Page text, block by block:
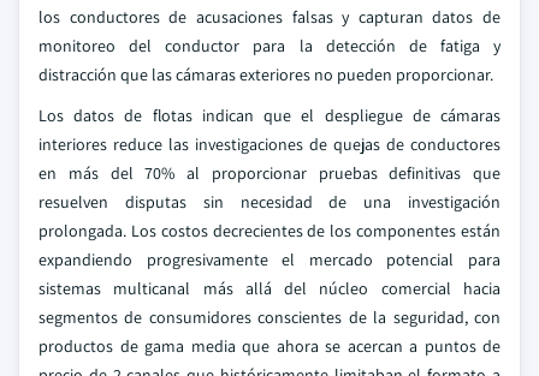
los conductores de acusaciones falsas y capturan datos de
monitoreo del conductor para la detección de fatiga y
distracción que las cámaras exteriores no pueden proporcionar.
Los datos de flotas indican que el despliegue de cámaras
interiores reduce las investigaciones de quejas de conductores
en más del 70% al proporcionar pruebas definitivas que
resuelven disputas sin necesidad de una investigación
prolongada. Los costos decrecientes de los componentes están
expandiendo progresivamente el mercado potencial para
sistemas multicanal más allá del núcleo comercial hacia
segmentos de consumidores conscientes de la seguridad, con
productos de gama media que ahora se acercan a puntos de